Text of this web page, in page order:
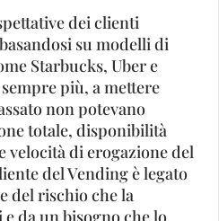
dei clienti
su modelli di
Starbucks, Uber e
più, a mettere
non potevano
totale, disponibilità
velocità di erogazione del
del Vending è legato
del rischio che la
da un bisogno che lo